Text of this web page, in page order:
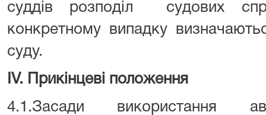
суддів розподіл судових
конкретному випадку
суду.
IV. Прикінцеві положення
4.1.Засади використання